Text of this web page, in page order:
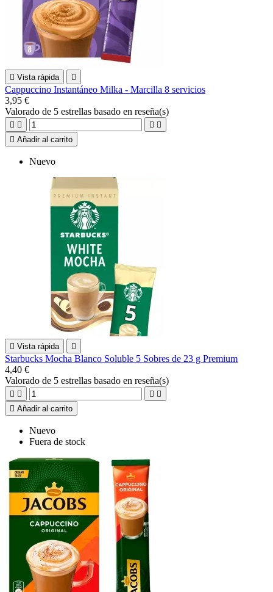
 Vista rápida 
Cappuccino Instantáneo Milka - Marcilla 8 servicios
3,95 €
Valorado de 5 estrellas basado en reseña(s)
   
 Añadir al carrito
Nuevo
 Vista rápida 
Starbucks Mocha Blanco Soluble 5 Sobres de 23 g Premium
4,40 €
Valorado de 5 estrellas basado en reseña(s)
   
 Añadir al carrito
Nuevo
Fuera de stock